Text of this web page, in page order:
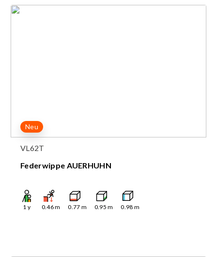
Neu
VL62T
Federwippe AUERHUHN
1 y 0.46m 0.77 m 0.95 m 0.98 m